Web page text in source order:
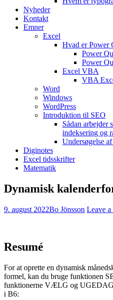
Nyheder
Kontakt
Emner
Excel
Hvad er Power
Power
Power
Excel VBA
VBA
Word
Windows
WordPress
Introduktion til SEO
Sådan arbejder
indeksering og
Undersøgelse
Diginotes
Excel tidsskrifter
Matematik
Dynamisk
9. august 2022Bo Jönsson Leave
Resumé
For at oprette en dynamisk
formel, kan du bruge funktionen
funktionerne VÆLG og
i B6: